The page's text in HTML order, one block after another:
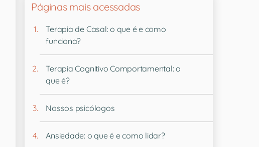
Páginas mais acessadas
Terapia de Casal: o que é e como
funciona?
Terapia Cognitivo Comportamental: o
que é?
Nossos psicólogos
Ansiedade: o que é e como lidar?